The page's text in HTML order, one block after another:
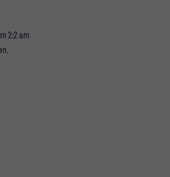
2:2 am